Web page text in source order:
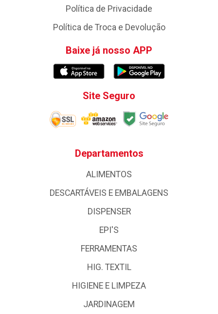
Política de Privacidade
Política de Troca e Devolução
Baixe já nosso APP
Site Seguro
Departamentos
ALIMENTOS
DESCARTÁVEIS E EMBALAGENS
DISPENSER
EPI'S
FERRAMENTAS
HIG. TEXTIL
HIGIENE E LIMPEZA
JARDINAGEM